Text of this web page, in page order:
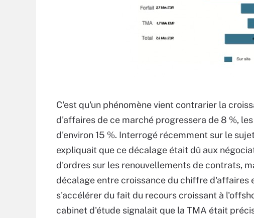
C'est qu'un phénomène vient contrarier la
d'affaires de ce marché progressera de 8 %,
d'environ 15 %. Interrogé récemment sur le
expliquait que ce décalage était dû aux
d'ordres sur les renouvellements de contrats,
décalage entre croissance du chiffre d'affaires
s'accélérer du fait du recours croissant à
cabinet d'étude signalait que la TMA était